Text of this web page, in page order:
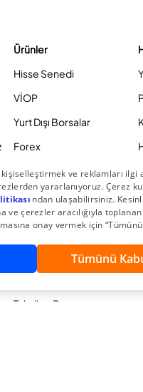
Ürünler
Hisse Senedi
VİOP
Yurt Dışı Borsalar
Forex
Halka Arza Katıl
Yatırım Fonları
Hazine İşlemleri
Sabit Getirili Menkul
Tahvil ve Bono